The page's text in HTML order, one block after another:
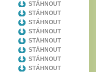
STÁHNOUT
STÁHNOUT
STÁHNOUT
STÁHNOUT
STÁHNOUT
STÁHNOUT
STÁHNOUT
STÁHNOUT